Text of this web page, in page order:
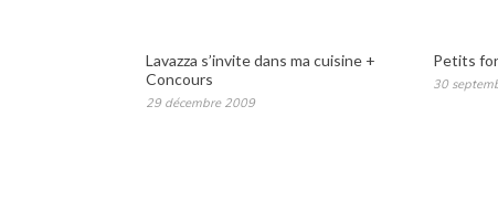
Lavazza s’invite dans ma cuisine +
Concours
29 décembre 2009
Petits
30